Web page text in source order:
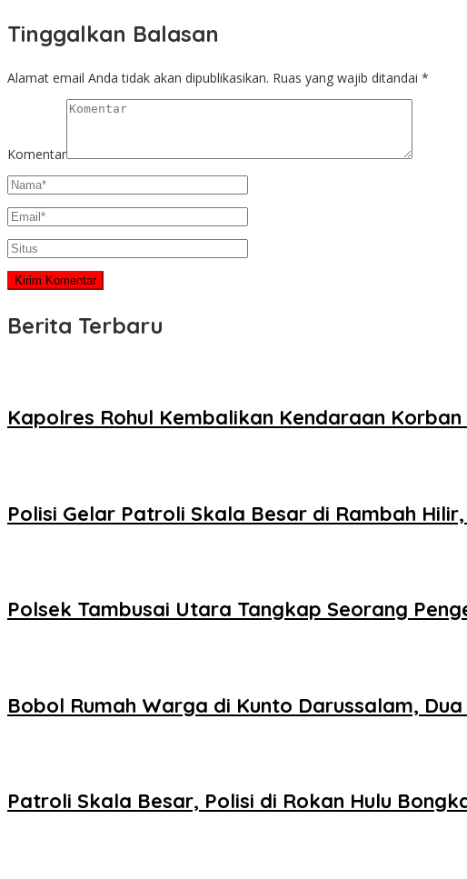
Tinggalkan Balasan
Alamat email Anda tidak akan dipublikasikan. Ruas yang wajib ditandai *
Komentar
Berita Terbaru
Kapolres Rohul Kembalikan Kendaraan
Polisi Gelar Patroli Skala Besar di Rambah
Polsek Tambusai Utara Tangkap Seorang
Bobol Rumah Warga di Kunto Darussalam,
Patroli Skala Besar, Polisi di Rokan Hulu